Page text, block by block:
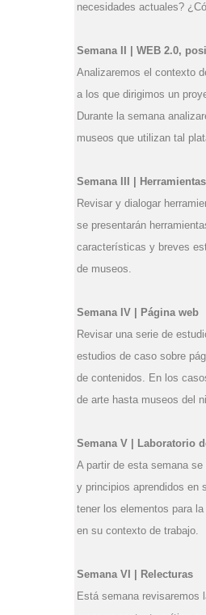
necesidades actuales?
Semana II | WEB 2.0,
Analizaremos el contexto
a los que dirigimos un
Durante la semana
museos que utilizan tal
Semana III | Herramientas
Revisar y dialogar
se presentarán
características y breves
de museos.
Semana IV | Página web
Revisar una serie de
estudios de caso sobre
de contenidos. En los
de arte hasta museos del
Semana V | Laboratorio
A partir de esta semana
y principios aprendidos en
tener los elementos para
en su contexto de trabajo.
Semana VI | Relecturas
Está semana revisaremos